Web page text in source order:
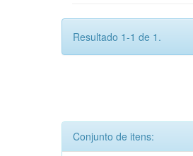
Resultado 1-1 de 1.
Conjunto de itens: